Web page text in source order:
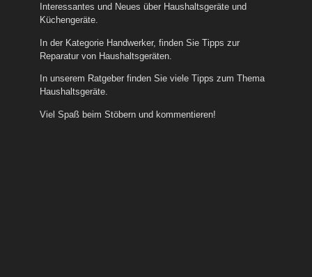
Interessantes und Neues über Haushaltsgeräteund
Küchengeräte.
In der Kategorie Handwerker, finden Sie Tipps zur
Reparatur von Haushaltsgeräten.
In unserem Ratgeberfinden Sie viele Tipps zum Thema
Haushaltsgeräte.
Viel Spaß beim Stöbern und kommentieren!